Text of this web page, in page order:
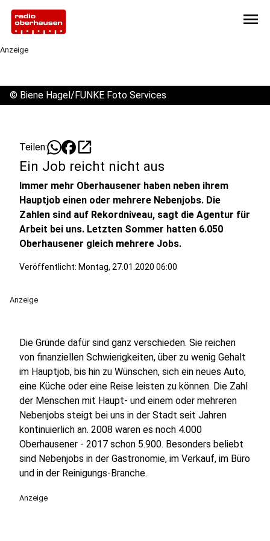
menu
Anzeige
© Biene Hagel/FUNKE Foto Services
Teilen: open_in_new
Ein Job reicht nicht aus
Immer mehr Oberhausener haben neben ihrem
Hauptjob einen oder mehrere Nebenjobs. Die
Zahlen sind auf Rekordniveau, sagt die Agentur für
Arbeit bei uns. Letzten Sommer hatten 6.050
Oberhausener gleich mehrere Jobs.
Veröffentlicht: Montag, 27.01.2020 06:00
Anzeige
Die Gründe dafür sind ganz verschieden. Sie reichen
von finanziellen Schwierigkeiten, über zu wenig Gehalt
im Hauptjob, bis hin zu Wünschen, sich ein neues Auto,
eine Küche oder eine Reise leisten zu können. Die Zahl
der Menschen mit Haupt- und einem oder mehreren
Nebenjobs steigt bei uns in der Stadt seit Jahren
kontinuierlich an. 2008 waren es noch 4.000
Oberhausener - 2017 schon 5.900. Besonders beliebt
sind Nebenjobs in der Gastronomie, im Verkauf, im Büro
und in der Reinigungs-Branche.
Anzeige